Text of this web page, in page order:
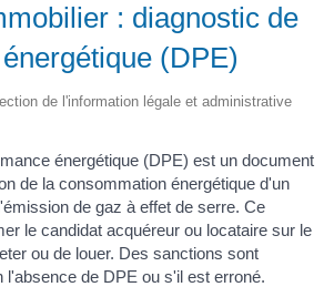
: diagnostic de
(DPE)
de l'information légale et administrative
énergétique (DPE) est un document
de la consommation énergétique d'un
de gaz à effet de serre. Ce
le candidat acquéreur ou locataire sur le
ou de louer. Des sanctions sont
l'absence de DPE ou s'il est erroné.